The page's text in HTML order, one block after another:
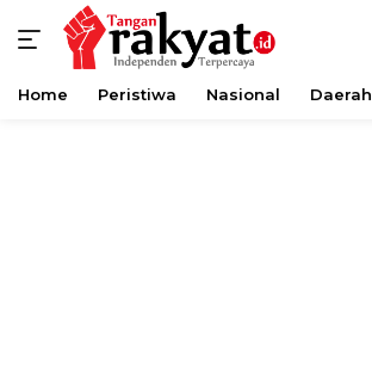
Langsung
Home Peristiwa Nasional Daerah